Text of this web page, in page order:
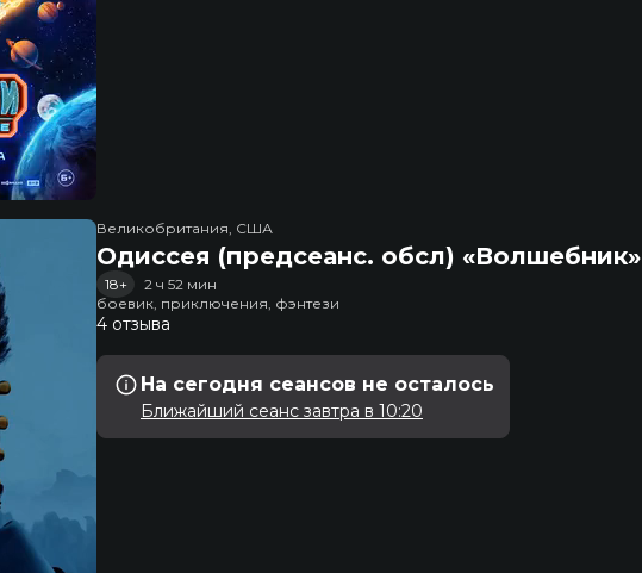
Великобритания, США
Одиссея (предсеанс. обсл) «Волшебник»
18+
2 ч 52 мин
боевик, приключения, фэнтези
4 отзыва
На сегодня сеансов не осталось
Ближайший сеанс завтра в 10:20